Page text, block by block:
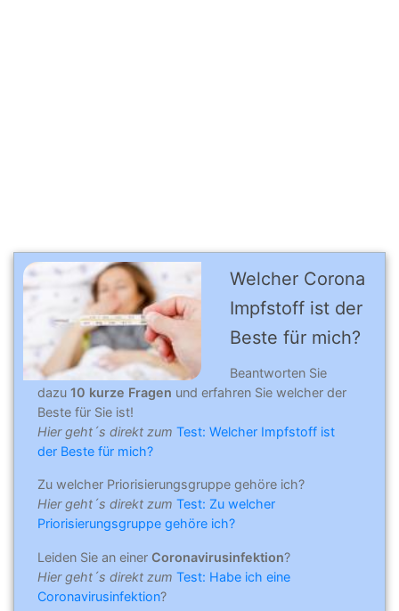
Welcher Corona
Impfstoff ist der
Beste für mich?
Beantworten Sie
dazu 10 kurze Fragen und erfahren Sie welcher der
Beste für Sie ist!
Hier geht´s direkt zum Test: Welcher Impfstoff ist
der Beste für mich?
Zu welcher Priorisierungsgruppe gehöre ich?
Hier geht´s direkt zum Test: Zu welcher
Priorisierungsgruppe gehöre ich?
Leiden Sie an einer Coronavirusinfektion?
Hier geht´s direkt zum Test: Habe ich eine
Coronavirusinfektion?